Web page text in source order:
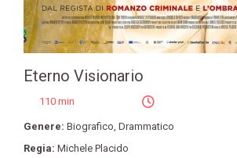
Eterno Visionario
110 min
Genere: Biografico, Drammatico
Regia: Michele Placido